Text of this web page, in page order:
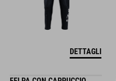
DETTAGLI